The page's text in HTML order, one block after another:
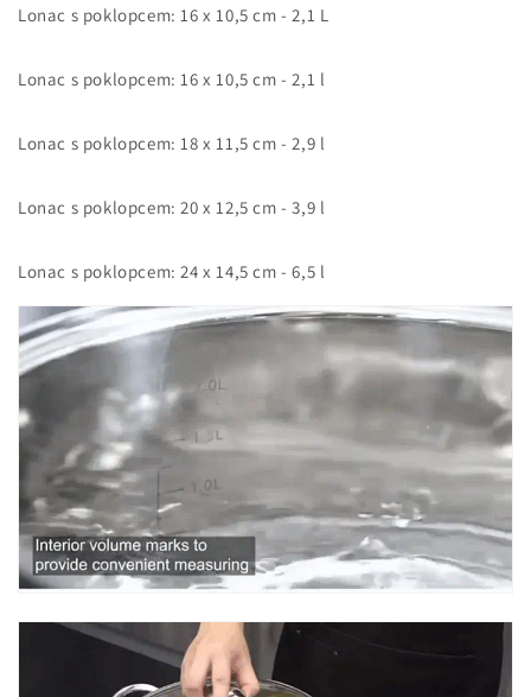
Lonac s poklopcem: 16 x 10,5 cm - 2,1 L
Lonac s poklopcem: 16 x 10,5 cm - 2,1 l
Lonac s poklopcem: 18 x 11,5 cm - 2,9 l
Lonac s poklopcem: 20 x 12,5 cm - 3,9 l
Lonac s poklopcem: 24 x 14,5 cm - 6,5 l